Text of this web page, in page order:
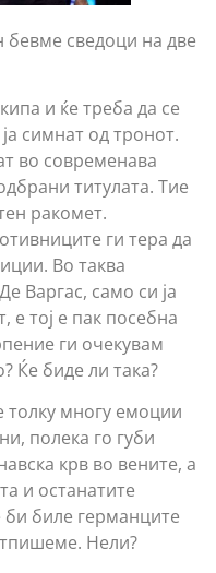
сведоци на две
и ќе треба да се
симнат од тронот.
во современава
титулата. Тие
ракомет.
ги тера да
Во таква
Варгас, само си ја
е тој е пак посебна
ги очекувам
Ќе биде ли така?
толку многу емоции
полека го губи
крв во вените, а
и останатите
би биле германците
Нели?